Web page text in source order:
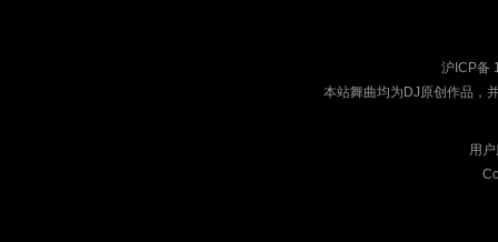
沪ICP备
本站舞曲均为DJ原创作品，
用